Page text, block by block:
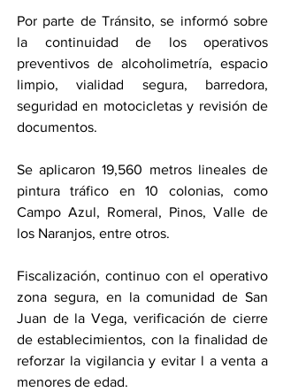
Por parte de Tránsito, se informó sobre
la continuidad de los operativos
preventivos de alcoholimetría, espacio
limpio, vialidad segura, barredora,
seguridad en motocicletas y revisión de
documentos.
Se aplicaron 19,560 metros lineales de
pintura tráfico en 10 colonias, como
Campo Azul, Romeral, Pinos, Valle de
los Naranjos, entre otros.
Fiscalización, continuo con el operativo
zona segura, en la comunidad de San
Juan de la Vega, verificación de cierre
de establecimientos, con la finalidad de
reforzar la vigilancia y evitar l a venta a
menores de edad.